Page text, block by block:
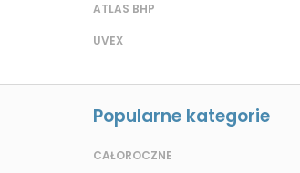
ATLAS BHP
UVEX
Popularne kategorie
CAŁOROCZNE